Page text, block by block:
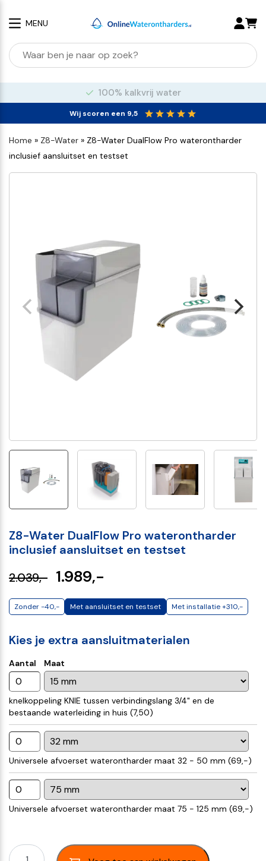
MENU
100% kalkvrij water
Wij scoren een 9,5
Home » Z8-Water » Z8-Water DualFlow Pro waterontharder
inclusief aansluitset en testset
Z8-Water DualFlow Pro waterontharder
inclusief aansluitset en testset
2.039,- 1.989,-
Zonder -40,- Met aansluitset en testset Met installatie +310,-
Kies je extra aansluitmaterialen
Aantal Maat
knelkoppeling KNIE tussen verbindingslang 3/4" en de
bestaande waterleiding in huis (7,50)
Universele afvoerset waterontharder maat 32 - 50 mm (69,-)
Universele afvoerset waterontharder maat 75 - 125 mm (69,-)